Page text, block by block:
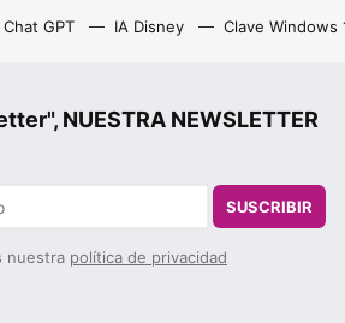
Chat GPT IA Disney Clave Windows
NUESTRA NEWSLETTER
SUSCRIBIR
nuestra política de privacidad